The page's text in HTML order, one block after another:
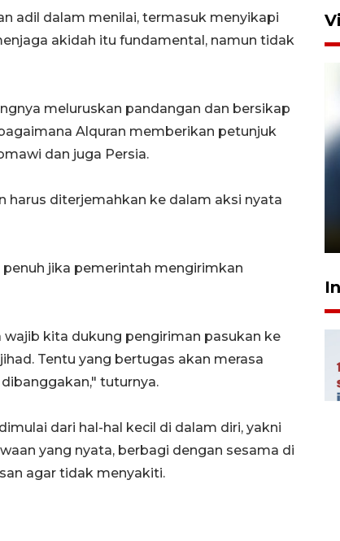
adil dalam menilai, termasuk menyikapi
akidah itu fundamental, namun tidak
meluruskan pandangan dan bersikap
Alquran memberikan petunjuk
dan juga Persia.
harus diterjemahkan ke dalam aksi nyata
jika pemerintah mengirimkan
kita dukung pengiriman pasukan ke
Tentu yang bertugas akan merasa
tuturnya.
dari hal-hal kecil di dalam diri, yakni
yang nyata, berbagi dengan sesama di
agar tidak menyakiti.
Pelanggan Filaha Farm setia
sampai 8 tahan?